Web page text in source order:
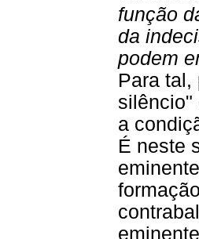
função
da
podem
Para tal,
silêncio"
a
É neste